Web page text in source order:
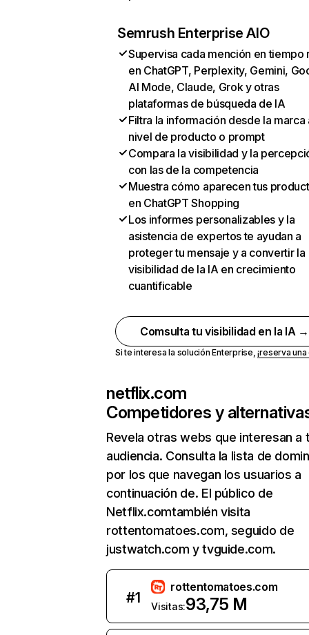
Semrush Enterprise AIO
Supervisa cada mención en tiempo
en ChatGPT, Perplexity, Gemini,
AI Mode, Claude, Grok y otras
plataformas de búsqueda de IA
Filtra la información desde la marca
nivel de producto o prompt
Compara la visibilidad y la
con las de la competencia
Muestra cómo aparecen tus
en ChatGPT Shopping
Los informes personalizables y la
asistencia de expertos te ayudan a
proteger tu mensaje y a convertir la
visibilidad de la IA en crecimiento
cuantificable
Comsulta tu visibilidad en la IA →
Si te interesa la solución Enterprise,¡reserva
netflix.com
Competidores y
Revela otras webs que interesan a
audiencia. Consulta la lista de
por los que navegan los usuarios a
continuación de. El público de
Netflix.comtambién visita
rottentomatoes.com, seguido de
justwatch.com y tvguide.com.
#1
rottentomatoes.com
Visitas:93,75 M